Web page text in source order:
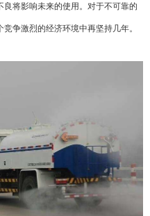
将影响未来的使用。对于不可靠的
争激烈的经济环境中再坚持几年。